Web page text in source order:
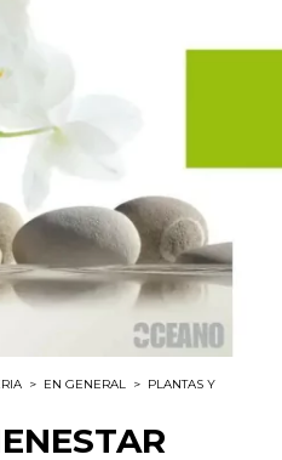
> EN GENERAL > PLANTAS Y